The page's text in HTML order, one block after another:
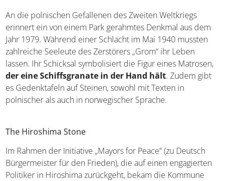
Polish War Memorial
An die polnischen Gefallenen des Zweiten Weltkriegs
erinnert ein von einem Park gerahmtes Denkmal aus dem
Jahr 1979. Während einer Schlacht im Mai 1940 mussten
zahlreiche Seeleute des Zerstörers „Grom“ ihr Leben
lassen. Ihr Schicksal symbolisiert die Figur eines
Matrosen,der eine Schiffsgranate in der Hand hält
Texten in polnischer als auch in norwegischer Sprache.
The Hiroshima Stone
Im Rahmen der Initiative „Mayors for Peace“ (zu Deutsch